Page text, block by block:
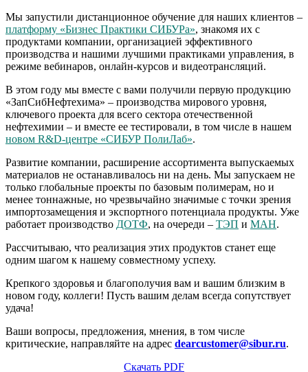
Мы запустили дистанционное обучение для наших клиентов –
платформу «Бизнес Практики СИБУРа», знакомя их с
продуктами компании, организацией эффективного
производства и нашими лучшими практиками управления, в
режиме вебинаров, онлайн-курсов и видеотрансляций.
В этом году мы вместе с вами получили первую продукцию
«ЗапСибНефтехима» – производства мирового уровня,
ключевого проекта для всего сектора отечественной
нефтехимии – и вместе ее тестировали, в том числе в нашем
новом R&D-центре «СИБУР ПолиЛаб».
Развитие компании, расширение ассортимента выпускаемых
материалов не останавливалось ни на день. Мы запускаем не
только глобальные проекты по базовым полимерам, но и
менее тоннажные, но чрезвычайно значимые с точки зрения
импортозамещения и экспортного потенциала продукты. Уже
работает производство ДОТФ, на очереди – ТЭП и МАН.
Рассчитываю, что реализация этих продуктов станет еще
одним шагом к нашему совместному успеху.
Крепкого здоровья и благополучия вам и вашим близким в
новом году, коллеги! Пусть вашим делам всегда сопутствует
удача!
Ваши вопросы, предложения, мнения, в том числе
критические, направляйте на адрес dearcustomer@sibur.ru.
Скачать PDF